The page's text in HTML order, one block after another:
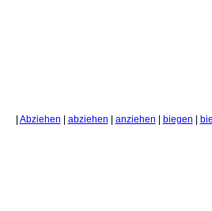
Abziehen abziehen anziehen biegen